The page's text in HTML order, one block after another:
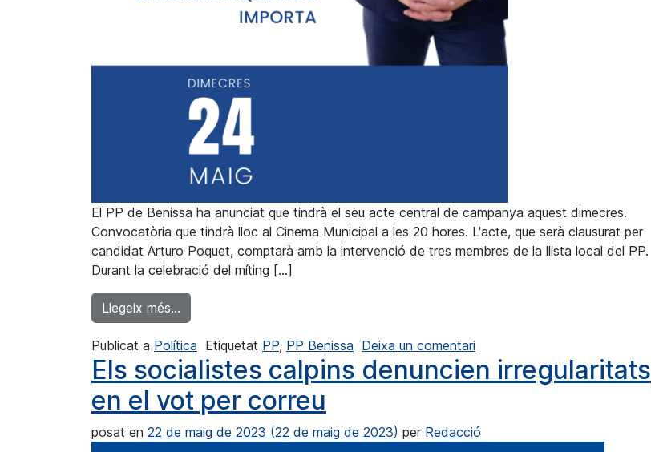
El PP de Benissa ha anunciat que tindrà el seu acte central de campanya aquest dimecres.
Convocatòria que tindrà lloc al Cinema Municipal a les 20 hores. L'acte, que serà clausurat per
candidat Arturo Poquet, comptarà amb la intervenció de tres membres de la llista local del PP.
Durant la celebració del míting […]
Llegeix més…
Publicat a Política Etiquetat PP, PP Benissa Deixa un comentari
Els socialistes calpins denuncien irregularitats
en el vot per correu
posat en 22 de maig de 2023 (22 de maig de 2023) per Redacció